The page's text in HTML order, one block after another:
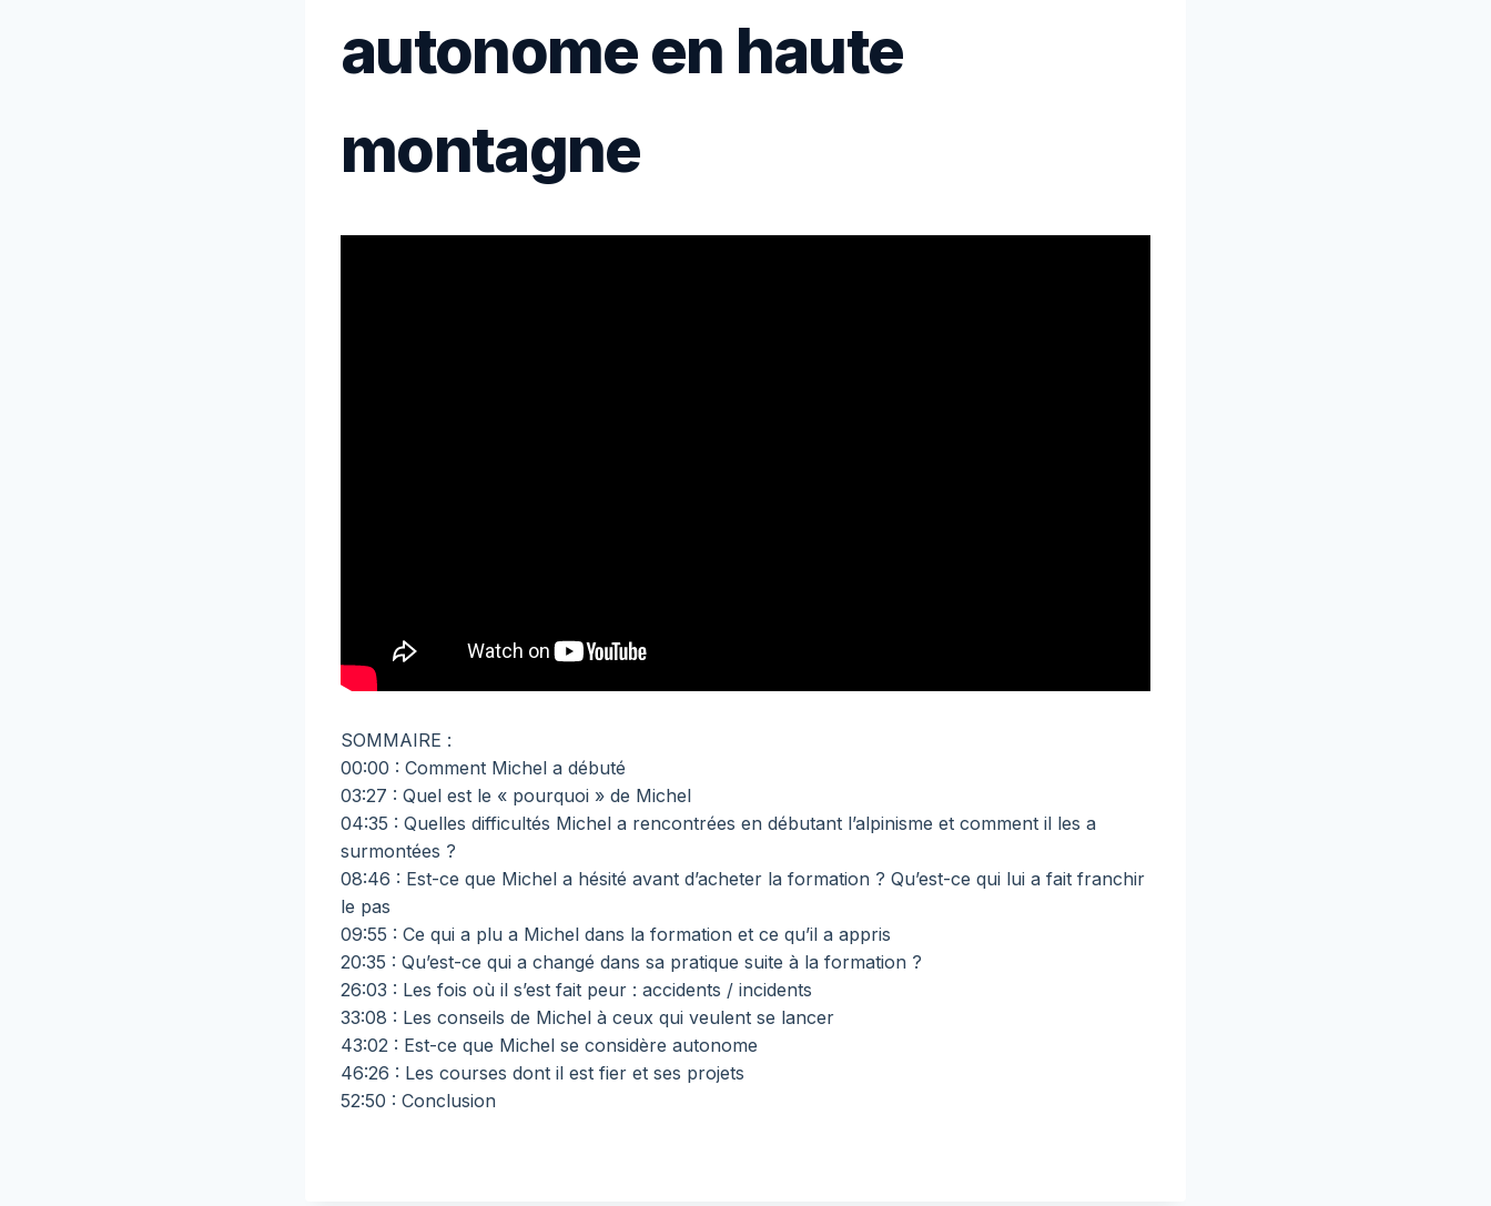
autonome en haute
montagne
SOMMAIRE :
00:00 : Comment Michel a débuté
03:27 : Quel est le « pourquoi » de Michel
04:35 : Quelles difficultés Michel a rencontrées en débutant l’alpinisme et comment il les a
surmontées ?
08:46 : Est-ce que Michel a hésité avant d’acheter la formation ? Qu’est-ce qui lui a fait franchir
le pas
09:55 : Ce qui a plu a Michel dans la formation et ce qu’il a appris
20:35 : Qu’est-ce qui a changé dans sa pratique suite à la formation ?
26:03 : Les fois où il s’est fait peur : accidents / incidents
33:08 : Les conseils de Michel à ceux qui veulent se lancer
43:02 : Est-ce que Michel se considère autonome
46:26 : Les courses dont il est fier et ses projets
52:50 : Conclusion